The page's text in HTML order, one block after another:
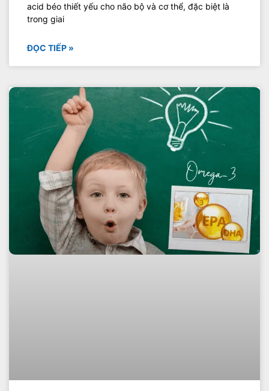
acid béo thiết yếu cho não bộ và cơ thể, đặc biệt là
trong giai
ĐỌC TIẾP »